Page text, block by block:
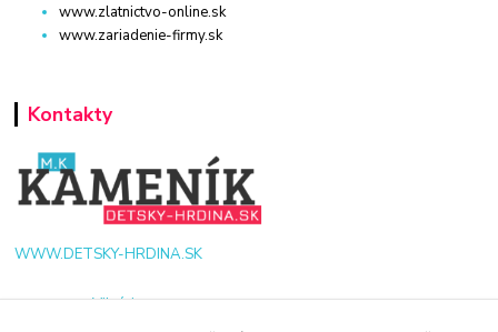
www.zlatnictvo-online.sk
www.zariadenie-firmy.sk
Kontakty
WWW.DETSKY-HRDINA.SK
Viktória